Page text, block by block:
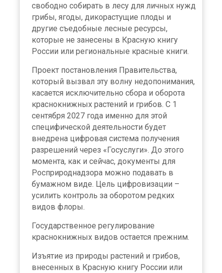
свободно собирать в лесу для личных нужд
грибы, ягоды, дикорастущие плоды и
другие съедобные лесные ресурсы,
которые не занесены в Красную книгу
России или региональные красные книги.
Проект постановления Правительства,
который вызвал эту волну недопонимания,
касается исключительно сбора и оборота
краснокнижных растений и грибов. С 1
сентября 2027 года именно для этой
специфической деятельности будет
внедрена цифровая система получения
разрешений через «Госуслуги». До этого
момента, как и сейчас, документы для
Росприроднадзора можно подавать в
бумажном виде. Цель цифровизации –
усилить контроль за оборотом редких
видов флоры.
Государственное регулирование
краснокнижных видов остается прежним.
Изъятие из природы растений и грибов,
внесенных в Красную книгу России или